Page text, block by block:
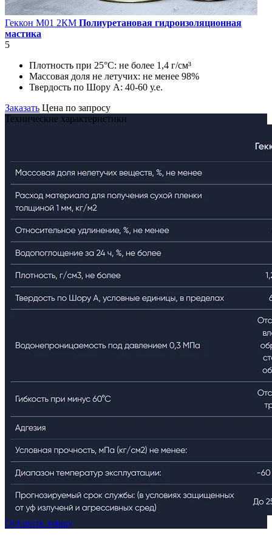
Геккон М01 2КМ Полиуретановая гидроизоляционная
мастика
5
Плотность при 25°С: не более 1,4 г/см³
Массовая доля не летучих: не менее 98%
Твердость по Шору А: 40-60 у.е.
Заказать Цена по запросу
Технические характеристики
Оставить заявку